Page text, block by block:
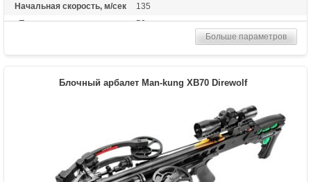
Начальная скорость, м/сек
135
Прицельная дальность, м
50
15 дюймов (38 см)
Размах плечей (см)
30.5
Воск, кивер на 4 стрелы, оптический
прицел 4*32, 4 карбоновые стрелы 20
дюймов
Масса (кг)
5.2 снаряженный, 4.5 без аксессуаров
Назначение
Развлечение, охота
Больше параметров
Блочный арбалет Man-kung XB70 Direwolf